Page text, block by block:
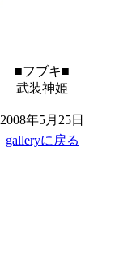
■フブキ■
武装神姫
2008年5月25日
galleryに戻る